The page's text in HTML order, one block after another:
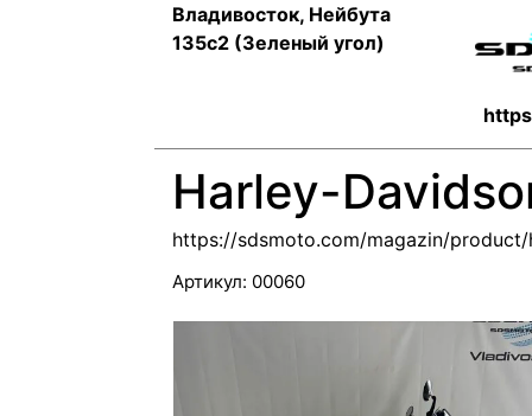
Владивосток, Нейбута
135с2 (Зеленый угол)
Harley-
https://sdsmoto.com/magazin/
Артикул: 00060